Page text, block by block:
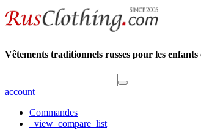
Vêtements traditionnels russes pour les enfants
account
Commandes
_view_compare_list